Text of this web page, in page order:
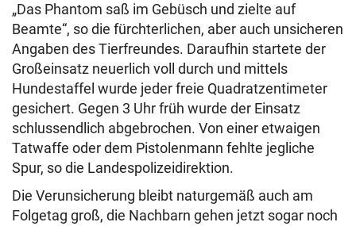
„Das Phantom saß im Gebüsch und zielte auf
Beamte“, so die fürchterlichen, aber auch unsicheren
Angaben des Tierfreundes. Daraufhin startete der
Großeinsatz neuerlich voll durch und mittels
Hundestaffel wurde jeder freie Quadratzentimeter
gesichert. Gegen 3 Uhr früh wurde der Einsatz
schlussendlich abgebrochen. Von einer etwaigen
Tatwaffe oder dem Pistolenmann fehlte jegliche
Spur, so die Landespolizeidirektion.
Die Verunsicherung bleibt naturgemäß auch am
Folgetag groß, die Nachbarn gehen jetzt sogar noch